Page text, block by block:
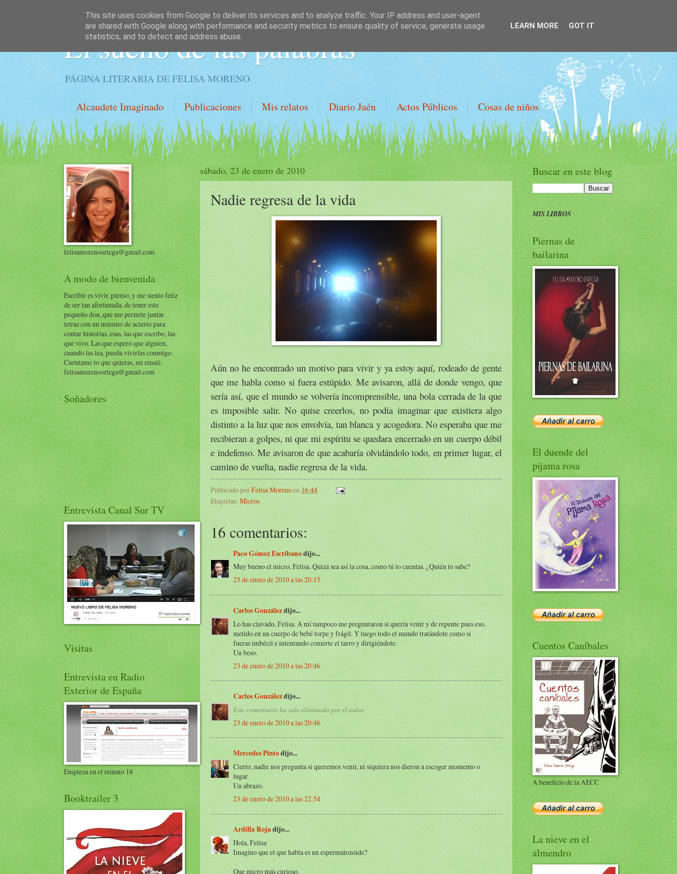
El sueño de las palabras
PÁGINA LITERARIA DE FELISA MORENO
Alcaudete Imaginado Publicaciones Mis relatos Diario Jaén Actos Públicos Cosas de niños
sábado, 23 de enero de 2010
Nadie regresa de la vida
Aún no he encontrado un motivo para vivir y ya estoy aquí, rodeado de gente
que me habla como si fuera estúpido. Me avisaron, allá de donde vengo, que
sería así, que el mundo se volvería incomprensible, una bola cerrada de la que
es imposible salir. No quise creerlos, no podía imaginar que existiera algo
distinto a la luz que nos envolvía, tan blanca y acogedora. No esperaba que me
recibieran a golpes, ni que mi espíritu se quedara encerrado en un cuerpo débil
e indefenso. Me avisaron de que acabaría olvidándolo todo, en primer lugar, el
camino de vuelta, nadie regresa de la vida.
Publicado porFelisa Morenoen 16:44
Etiquetas: Micros
16 comentarios:
Paco Gómez Escribanodijo...
Muy bueno el micro, Felisa. Quizá sea así la cosa, como tú lo cuentas. ¿Quién lo sabe?
23 de enero de 2010 a las 20:15
Carlos Gonzálezdijo...
Lo has clavado, Felisa. A mí tampoco me preguntaron si quería venir y de repente pues eso,
metido en un cuerpo de bebé torpe y frágil. Y luego todo el mundo tratándote como si
fueras imbécil e intentando comerte el tarro y dirigiéndote.
Un beso.
23 de enero de 2010 a las 20:46
Carlos Gonzálezdijo...
Este comentario ha sido eliminado por el autor.
23 de enero de 2010 a las 20:46
Mercedes Pintodijo...
Cierto, nadie nos pregunta si queremos venir, ni siquiera nos dieron a escoger momento o
lugar.
Un abrazo.
23 de enero de 2010 a las 22:54
Ardilla Rojadijo...
Hola, Felisa
Imagino que el que habla es un espermatozoide?
Que micro más curioso.
felisamorenoortega@gmail.com
A modo de bienvenida
Escribir es vivir, pienso, y me siento feliz
de ser tan afortunada, de tener este
pequeño don, que me permite juntar
letras con un mínimo de acierto para
contar historias, esas, las que escribo, las
que vivo. Las que espero que alguien,
cuando las lea, pueda vivirlas conmigo.
Cuéntame lo que quieras, mi email:
felisamorenoortega@gmail.com
Soñadores
Entrevista Canal Sur TV
Visitas
Entrevista en Radio
Exterior de España
Empieza en el minuto 18
Booktrailer 3
Buscar en este blog
MIS LIBROS
Piernas de
bailarina
El duende del
pijama rosa
Cuentos Caníbales
A beneficio de la AECC
La nieve en el
almendro
This site uses cookies from Google to deliver its services and to analyze traffic. Your IP address and user-agent
are shared with Google along with performance and security metrics to ensure quality of service, generate usage
statistics, and to detect and address abuse.
LEARN MORE GOT IT